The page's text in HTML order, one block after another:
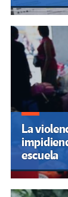
La
escuela